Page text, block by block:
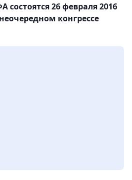
26 февраля 2016
конгрессе